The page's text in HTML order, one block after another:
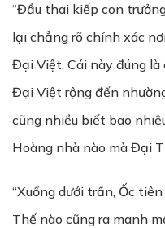
“Đầu thai kiếp con
lại chẳng rõ chính xác
Đại Việt. Cái này đúng
Đại Việt rộng đến
cũng nhiều biết bao
Hoàng nhà nào mà Đại
“Xuống dưới trần, Ốc
Thế nào cũng ra manh